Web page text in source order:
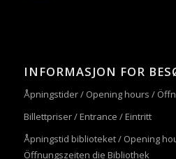
INFORMASJON FOR
Åpningstider / Opening hours /
Billettpriser / Entrance / Eintritt
Åpningstid biblioteket / Opening
Öffnungszeiten die Bibliothek